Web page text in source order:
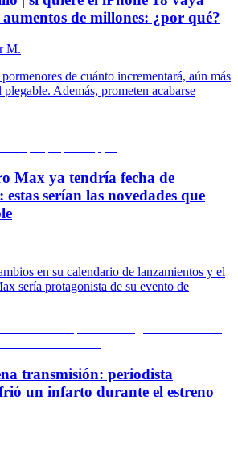
de millones: ¿por qué?
M.
de cuánto incrementará, aún más
plegable. Además, prometen acabarse
Max ya tendría fecha de
estas serían las novedades que
en su calendario de lanzamientos y el
sería protagonista de su evento de
transmisión: periodista
un infarto durante el estreno